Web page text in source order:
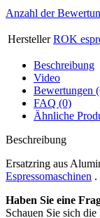
Anzahl der
Hersteller ROK
Beschreibung
Video
Bewertungen
FAQ (0)
Ähnliche
Beschreibung
Ersatzring aus
Espressomaschinen .
Haben Sie eine
Schauen Sie sich